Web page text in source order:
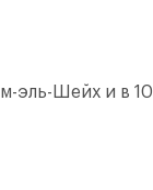
эль-Шейх и в 10